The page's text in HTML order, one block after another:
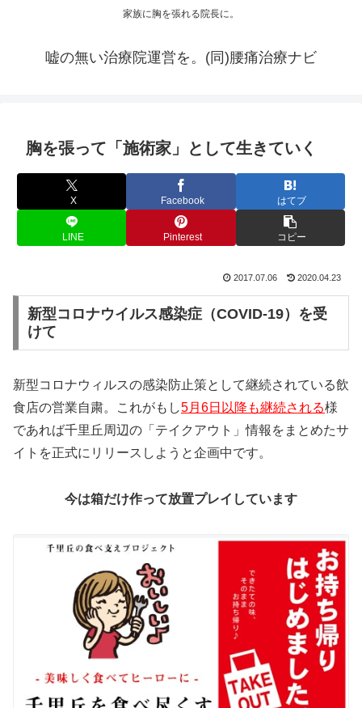
家族に胸を張れる院長に。
嘘の無い治療院運営を。(同)腰痛治療ナビ
胸を張って「施術家」として生きていく
X Facebook はてブ
LINE Pinterest コピー
2017.07.06 2020.04.23
新型コロナウイルス感染症（COVID-19）を受
けて
新型コロナウィルスの感染防止策として継続されている飲
食店の営業自粛。これがもし5月6日以降も継続される様
であれば千里丘周辺の「テイクアウト」情報をまとめたサ
イトを正式にリリースしようと企画中です。
今は箱だけ作って放置プレイしています